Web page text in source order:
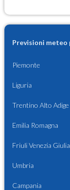
Previsioni
Piemonte
Liguria
Trentino Alto Adige
Emilia Romagna
Friuli Venezia Giulia
Umbria
Campania